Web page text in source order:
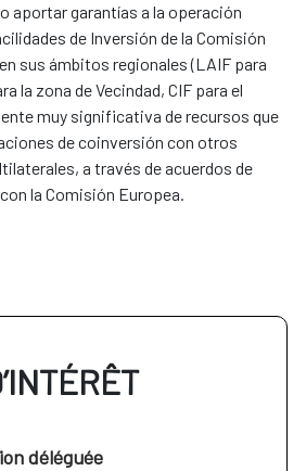
aportar garantías a la operación
de Inversión de la Comisión
sus ámbitos regionales (LAIF para
la zona de Vecindad, CIF para el
muy significativa de recursos que
de coinversión con otros
a través de acuerdos de
la Comisión Europea.
déléguée